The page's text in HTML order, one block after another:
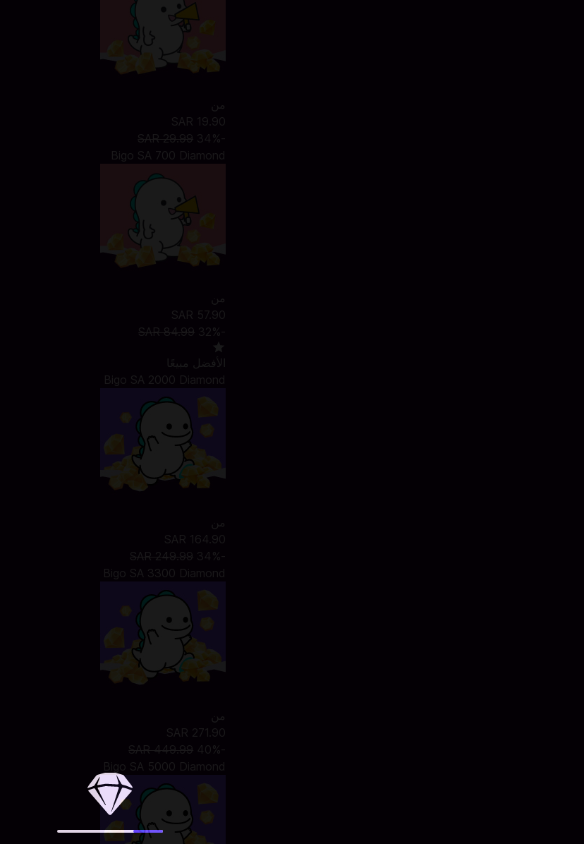
من
SAR 19.90
-34%
SAR 29.99
Bigo SA 700 Diamond
من
SAR 57.90
-32%
SAR 84.99
الأفضل مبيعًا
Bigo SA 2000 Diamond
من
SAR 164.90
-34%
SAR 249.99
Bigo SA 3300 Diamond
من
SAR 271.90
-40%
SAR 449.99
Bigo SA 5000 Diamond